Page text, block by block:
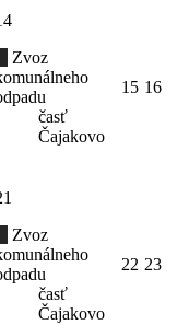
Zvoz
časť
Čajakovo
15 16
Zvoz
časť
Čajakovo
22 23